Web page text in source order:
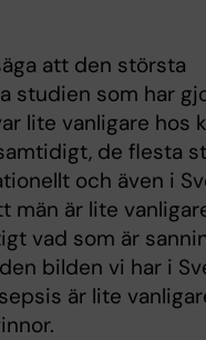
att den största
studien som har
lite vanligare hos
de flesta
och även i
män är lite
vad som är
bilden vi har i
är lite